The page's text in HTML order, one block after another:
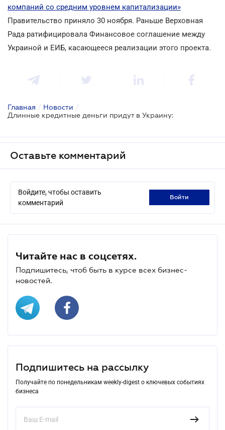
компаний со средним уровнем капитализации»
Правительство приняло 30 ноября. Раньше Верховная
Рада ратифицировала Финансовое соглашение между
Украиной и ЕИБ, касающееся реализации этого проекта.
Главная / Новости /
Длинные кредитные деньги придут в Украину:
Оставьте комментарий
Войдите, чтобы оставить
комментарий
войти
Читайте нас в соцсетях.
Подпишитесь, чтоб быть в курсе всех бизнес-
новостей.
Подпишитесь на рассылку
Получайте по понедельникам weekly-digest о ключевых событиях
бизнеса